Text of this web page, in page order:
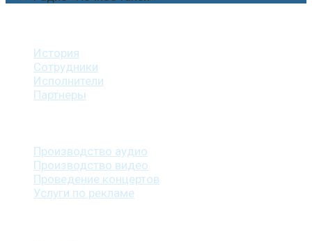
История
Сотрудники
Исполнители
Партнеры
Производство аудио
Производство видео
Проведение концертов
Услуги по рекламе